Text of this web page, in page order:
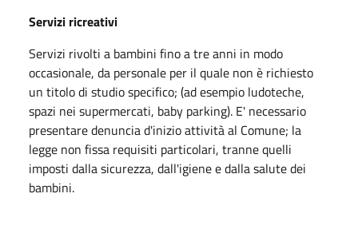
Servizi ricreativi
Servizi rivolti a bambini fino a tre anni in modo
occasionale, da personale per il quale non è richiesto
un titolo di studio specifico; (ad esempio ludoteche,
spazi nei supermercati, baby parking). E' necessario
presentare denuncia d'inizio attività al Comune; la
legge non fissa requisiti particolari, tranne quelli
imposti dalla sicurezza, dall'igiene e dalla salute dei
bambini.